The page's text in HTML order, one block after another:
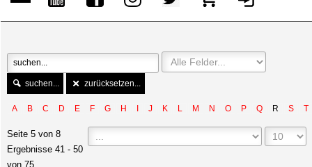
suchen... zurücksetzen...
A B C D E F G H J K L M N O P Q R S T
Seite 5 von 8
Ergebnisse 41 - 50
von 75